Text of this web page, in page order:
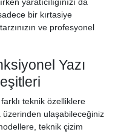
bir kırtasiye
ve profesyonel
Yazı
teknik özelliklere
ulaşabileceğiniz
teknik çizim